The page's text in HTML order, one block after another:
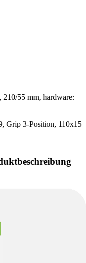
55 mm, hardware:
Grip 3-Position, 110x15
verbauten
können teilweise
Ausstattung
und die konkrete